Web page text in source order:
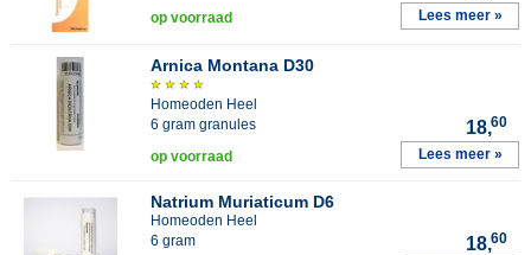
op voorraad Lees meer »
Arnica Montana D30
Homeoden Heel
6 gram granules
18,60
op voorraad Lees meer »
Natrium Muriaticum D6
Homeoden Heel
6 gram
18,60